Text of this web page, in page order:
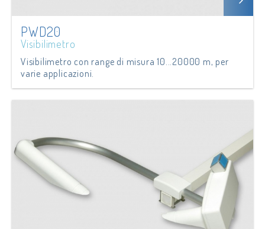
PWD20
Visibilimetro
Visibilimetro con range di misura 10...20000 m, per
varie applicazioni.